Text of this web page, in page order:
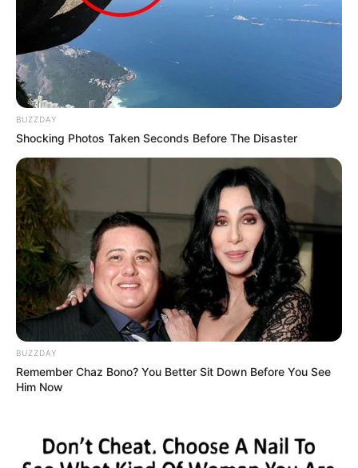
BUZZDAY
Shocking Photos Taken Seconds Before The Disaster
BUZZDAY
Remember Chaz Bono? You Better Sit Down Before You See
Him Now